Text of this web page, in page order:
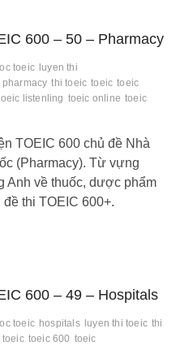
600 – 50 – Pharmacy
toeic luyen thi
pharmacy thi toeic toeic toeic
listenling toeic online toeic
TOEIC 600 chủ đề Nhà
(Pharmacy). Từ vựng
Anh về thuốc, dược phẩm
thi TOEIC 600+.
600 – 49 – Hospitals
toeic hospitals luyen thi toeic thi
toeic toeic 600 toeic